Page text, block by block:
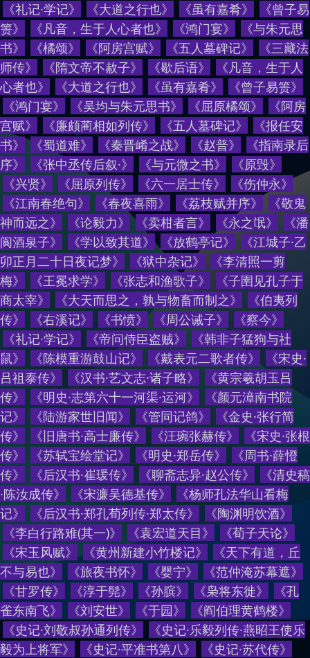
《礼记·学记》 《大道之行也》 《虽有嘉肴》
《曾子易
箦》
《凡音，生于人心者也》 《鸿门宴》
《与朱元思
书》
《橘颂》 《阿房宫赋》 《五人墓碑记》
《三藏法
师传》
《隋文帝不赦子》 《歇后语》 《凡音，生于人
心者也》 《大道之行也》 《虽有嘉肴》 《曾子易箦》
《鸿门宴》 《吴均与朱元思书》 《屈原橘颂》 《阿房
宫赋》 《廉颇蔺相如列传》 《五人墓碑记》 《报任安
书》 《蜀道难》 《秦晋崤之战》 《赵普》 《指南录后
序》 《张中丞传后叙·》 《与元微之书》 《原毁》
《兴贤》 《屈原列传》 《六一居士传》 《伤仲永》
《江南春绝句》 《春夜喜雨》 《荔枝赋并序》 《敬鬼
神而远之》 《论毅力》 《卖柑者言》 《永之氓》 《潘
阆酒泉子》 《学以致其道》 《放鹤亭记》 《江城子·乙
卯正月二十日夜记梦》 《狱中杂记》 《李清照一剪
梅》 《王冕求学》 《张志和渔歌子》 《子圉见孔子于
商太宰》 《大天而思之，孰与物畜而制之》 《伯夷列
传》 《右溪记》 《书愤》 《周公诫子》 《察今》
《礼记·学记》 《帝问侍臣盗贼》 《韩非子猛狗与社
鼠》 《陈模重游鼓山记》 《戴表元二歌者传》 《宋史·
吕祖泰传》 《汉书·艺文志·诸子略》 《黄宗羲胡玉吕
传》 《明史·志第六十一河渠·运河》 《颜元漳南书院
记》 《陆游家世旧闻》 《管同记鸽》 《金史·张行简
传》 《旧唐书·高士廉传》 《汪琬张赫传》 《宋史·张根
传》 《苏轼宝绘堂记》 《明史·郑岳传》 《周书·薛憕
传》 《后汉书·崔瑗传》 《聊斋志异·赵公传》 《清史稿
·陈汝成传》 《宋濂吴德基传》 《杨师孔法华山看梅
记》 《后汉书·郑孔荀列传·郑太传》 《陶渊明饮酒》
《李白行路难(其一)》 《袁宏道天目》 《荀子天论》
《宋玉风赋》 《黄州新建小竹楼记》 《天下有道，丘
不与易也》 《旅夜书怀》 《婴宁》 《范仲淹苏幕遮》
《甘罗传》 《淳于髡》 《孙膑》 《枭将东徙》 《孔
雀东南飞》 《刘安世》 《于园》 《阎伯理黄鹤楼》
《史记·刘敬叔孙通列传》 《史记·乐毅列传·燕昭王使乐
毅为上将军》 《史记·平准书第八》 《史记·苏代传》